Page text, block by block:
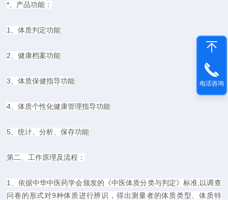
*、产品功能：
1、体质判定功能
2、健康档案功能
3、体质保健指导功能
4、体质个性化健康管理指导功能
5、统计、分析、保存功能
第二、工作原理及流程：
1、依据中华中医药学会颁发的《中医体质分类与判定》标准,以调查
问卷的形式对9种体质进行辨识，得出测量者的体质类型、体质特
电话咨询